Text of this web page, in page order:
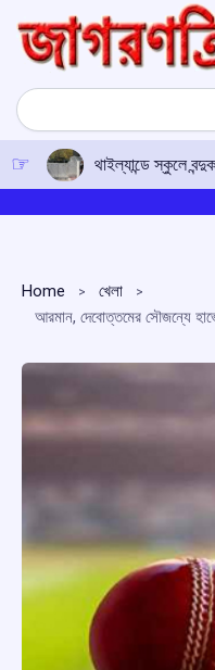
content
Search
থাইল্যান্ডে স্কুলে
Home
খেলা
আরমান, দেবোত্তমের সৌজন্যে